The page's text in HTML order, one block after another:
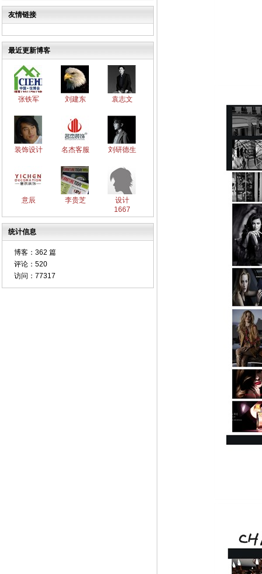
友情链接
最近更新博客
张铁军 刘建东 袁志文
装饰设计 名杰客服 刘研德生
意辰 李贵芝
设计
1667
统计信息
博客： 362 篇
评论： 520
访问： 77317